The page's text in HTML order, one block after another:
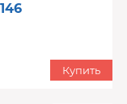
Купить